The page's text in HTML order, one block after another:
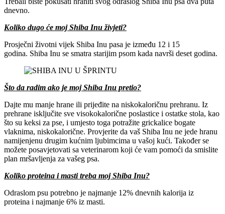
dnevno.
Koliko dugo će moj Shiba Inu živjeti?
Prosječni životni vijek Shiba Inu pasa je između 12 i 15
godina. Shiba Inu se smatra starijim psom kada navrši deset godina.
Što da radim ako je moj Shiba Inu pretio?
Dajte mu manje hrane ili prijeđite na niskokaloričnu prehranu. Iz
prehrane isključite sve visokokalorične poslastice i ostatke stola, kao
što su keksi za pse, i umjesto toga potražite grickalice bogate
vlaknima, niskokalorične. Provjerite da vaš Shiba Inu ne jede hranu
namijenjenu drugim kućnim ljubimcima u vašoj kući. Također se
možete posavjetovati sa veterinarom koji će vam pomoći da smislite
plan mršavljenja za vašeg psa.
Koliko proteina i masti treba moj Shiba Inu?
Odraslom psu potrebno je najmanje 12% dnevnih kalorija iz
proteina i najmanje 6% iz masti.